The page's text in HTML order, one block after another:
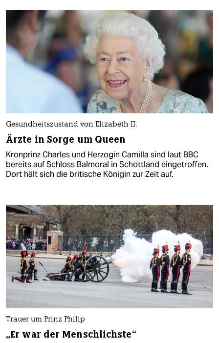
Gesundheitszustand von Elizabeth II.
Ärzte in Sorge um Queen
Kronprinz Charles und Herzogin Camilla sind laut BBC
bereits auf Schloss Balmoral in Schottland eingetroffen.
Dort hält sich die britische Königin zur Zeit auf.
Trauer um Prinz Philip
„Er war der Menschlichste“